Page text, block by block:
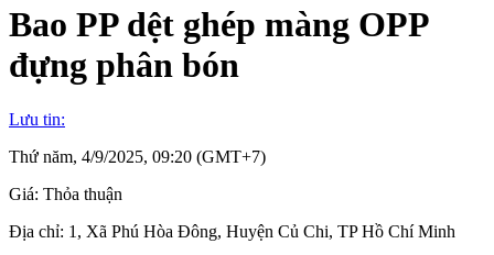
Bao PP dệt ghép màng OPP
đựng phân bón
Lưu tin:
Thứ năm, 4/9/2025, 09:20 (GMT+7)
Giá: Thỏa thuận
Địa chỉ: 1, Xã Phú Hòa Đông, Huyện Củ Chi, TP Hồ Chí Minh